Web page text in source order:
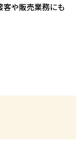
客や販売業務にも